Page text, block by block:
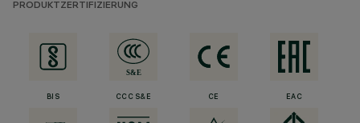
PRODUKTZERTIFIZIERUNG
BIS CCC S&E CE EAC